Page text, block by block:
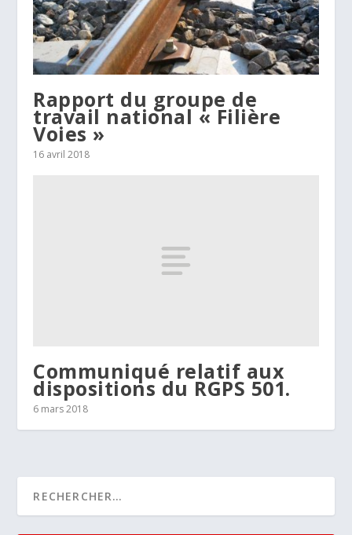
Rapport du groupe de
travail national « Filière
Voies »
16 avril 2018
Communiqué relatif aux
dispositions du RGPS 501.
6 mars 2018